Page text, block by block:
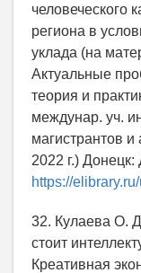
человеческого
региона в
уклада (на
Актуальные
теория и
междунар. уч.
магистрантов
2022 г.)
https://
32. Кулаева О.
стоит
Креативная